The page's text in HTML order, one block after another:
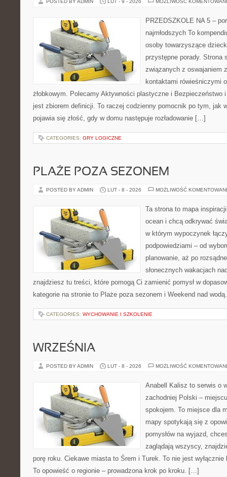
POSTED BY ADMIN LUT - 9 - 2026 MOŻLIWOŚĆ
PRZEDSZKOLE NA 5 –
najmłodszych To
osoby towarzyszące
przystępne porady. Strona
związanych z oswajaniem
kontaktami rówieśniczymi
żłobkowym. Polecamy Aktywności plastyczne i Bezpieczeństwo
jest zbiorem definicji. To raczej codzienny pomocnik po tym, jak
pojawia się złość, gdy w domu następuje rozładowanie […]
CATEGORIES: GRY LOGICZNE
PLAŻE POZA SEZONEM
POSTED BY ADMIN LUT - 8 - 2026 MOŻLIWOŚĆ
Ta strona to mapa
ocean i chcą odkrywać
w którym wypoczynek
podpowiedziami – od
planowanie, aż po
słonecznych wakacjach
znajdziesz tu treści, które pomogą Ci zamienić pomysł w
kategorie na stronie to Plaże poza sezonem i Weekend nad
CATEGORIES: WYCHOWANIE I SZKOLENIE
WRZEŚNIA
POSTED BY ADMIN LUT - 8 - 2026 MOŻLIWOŚĆ
Anabell Kalisz to serwis o
zachodniej Polski –
spokojem. To miejsce dla
mapy spotykają się z
pomysłów na wyjazd,
zaglądają wszyscy,
porę roku. Ciekawe miasta to Śrem i Turek. To nie jest
To opowieść o regionie – prowadzona krok po kroku. […]